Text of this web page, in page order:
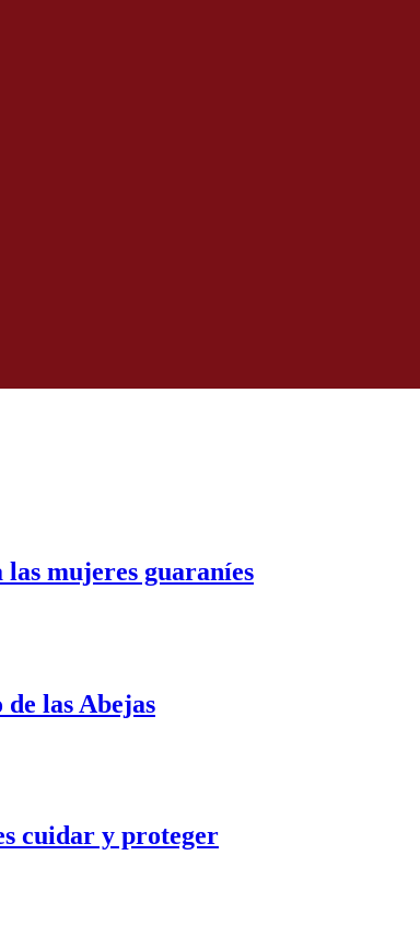
mujeres guaraníes
las Abejas
cuidar y proteger